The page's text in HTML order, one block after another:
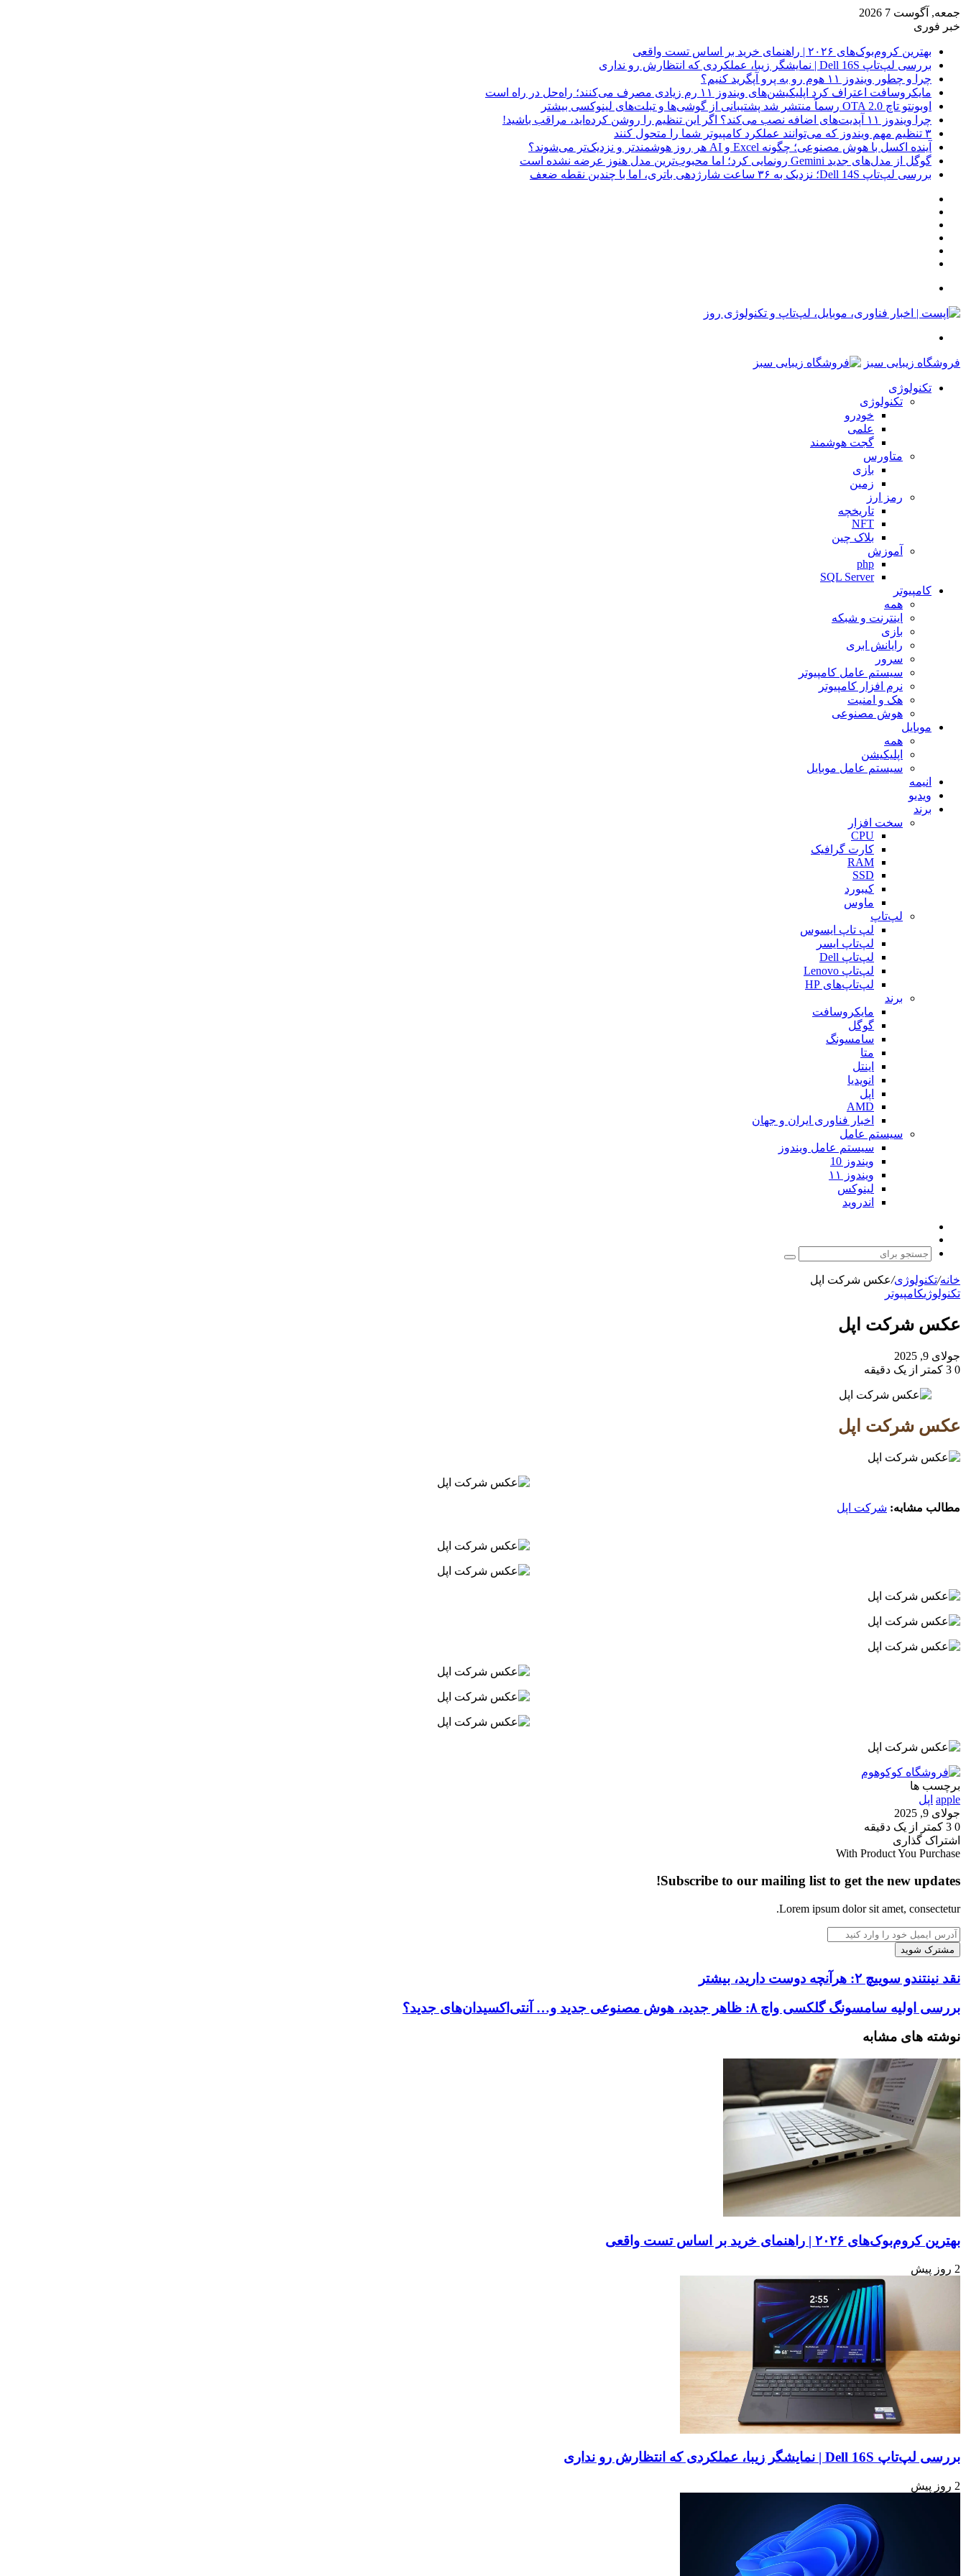
جمعه, آگوست 7 2026
خبر فوری
بهترین کروم‌بوک‌های ۲۰۲۶ | راهنمای خرید بر اساس تست واقعی
بررسی لپ‌تاپ Dell 16S | نمایشگر زیبا، عملکردی که انتظارش رو نداری
چرا و چطور ویندوز ۱۱ هوم رو به پرو آپگرید کنیم؟
مایکروسافت اعتراف کرد اپلیکیشن‌های ویندوز ۱۱ رم زیادی مصرف می‌کنند؛ راه‌حل در راه است
اوبونتو تاچ OTA 2.0 رسماً منتشر شد پشتیبانی از گوشی‌ها و تبلت‌های لینوکسی بیشتر
چرا ویندوز ۱۱ آپدیت‌های اضافه نصب می‌کند؟ اگر این تنظیم را روشن کرده‌اید، مراقب باشید!
۳ تنظیم مهم ویندوز که می‌توانند عملکرد کامپیوتر شما را متحول کنند
آینده اکسل با هوش مصنوعی؛ چگونه Excel و AI هر روز هوشمندتر و نزدیک‌تر می‌شوند؟
گوگل از مدل‌های جدید Gemini رونمایی کرد؛ اما محبوب‌ترین مدل هنوز عرضه نشده است
بررسی لپ‌تاپ Dell 14S؛ نزدیک به ۳۶ ساعت شارژدهی باتری، اما با چندین نقطه ضعف
فروشگاه زیبایی سبز
تکنولوژی
تکنولوژی
خودرو
علمی
گجت هوشمند
متاورس
بازی
زمین
رمز ارز
تاریخچه
NFT
بلاک چین
آموزش
php
SQL Server
کامپیوتر
همه
اینترنت و شبکه
بازی
رایانش ابری
سرور
سیستم عامل کامپیوتر
نرم افزار کامپیوتر
هک و امنیت
هوش مصنوعی
موبایل
همه
اپلیکیشن
سیستم عامل موبایل
انیمه
ویدیو
برند
سخت افزار
CPU
کارت گرافیک
RAM
SSD
کیبورد
ماوس
لپ‌تاپ
لپ تاپ ایسوس
لپ‌تاپ ایسر
لپ‌تاپ Dell
لپ‌تاپ Lenovo
لپ‌تاپ‌های HP
برند
مایکروسافت
گوگل
سامسونگ
متا
اینتل
انویدیا
اپل
AMD
اخبار فناوری ایران و جهان
سیستم عامل
سیستم عامل ویندوز
ویندوز 10
ویندوز ۱۱
لینوکس
اندروید
پوسته
جستجو
خانه/تکنولوژی/عکس شرکت اپل
تکنولوژیکامپیوتر
عکس شرکت اپل
جولای 9, 2025
0
کمتر از یک دقیقه
عکس شرکت اپل
مطالب مشابه: شرکت اپل
برچسب ها
apple اپل
جولای 9, 2025
0
کمتر از یک دقیقه
فیس
بوک
X
لینکدین
‫تامبلر
‫پین‌ترست
‫رددیت
‫VKontakte
‫Odnoklassniki
پاکت
اشتراک گذاری
فیس
X
لینکدین
‫تامبلر
‫پین‌ترست
‫رددیت
‫VKontakte
‫Odnoklassniki
پاکت
اشتراک
از
ایمیل
چاپ
With Product You Purchase
Subscribe to our mailing list to get the new updates!
Lorem ipsum dolor sit amet, consectetur.
آدرس
ایمیل
خود
را
وارد
نقد
سوییچ
۲:
هرآنچه
دوست
دارید،
بیشتر
نقد نینتندو سوییچ ۲: هرآنچه دوست دارید، بیشتر
بررسی
اولیه
سامسونگ
گلکسی
واچ
ظاهر
جدید،
هوش
مصنوعی
بررسی اولیه سامسونگ گلکسی واچ ۸: ظاهر جدید، هوش مصنوعی جدید و… آنتی‌اکسیدان‌های جدید؟
نوشته های مشابه
بهترین کروم‌بوک‌های ۲۰۲۶ | راهنمای خرید بر اساس تست واقعی
2 روز پیش
بررسی لپ‌تاپ Dell 16S | نمایشگر زیبا، عملکردی که انتظارش رو نداری
2 روز پیش